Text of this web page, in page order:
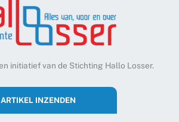
initiatief van de Stichting Hallo Losser.
ARTIKEL INZENDEN